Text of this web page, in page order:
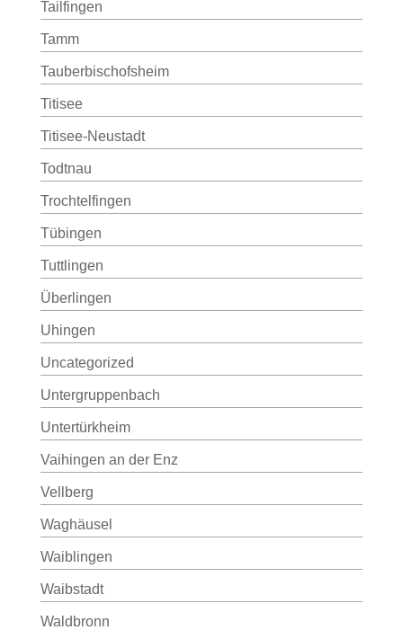
Tailfingen
Tamm
Tauberbischofsheim
Titisee
Titisee-Neustadt
Todtnau
Trochtelfingen
Tübingen
Tuttlingen
Überlingen
Uhingen
Uncategorized
Untergruppenbach
Untertürkheim
Vaihingen an der Enz
Vellberg
Waghäusel
Waiblingen
Waibstadt
Waldbronn